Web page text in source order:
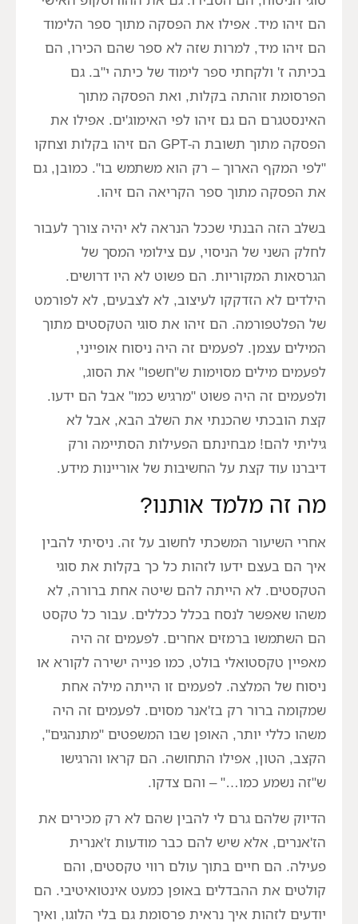
הם זיהו מיד. אפילו את הפסקה מתוך ספר הלימוד
הם זיהו מיד, למרות שזה לא ספר שהם הכירו, הם
בכיתה ז' ולקחתי ספר לימוד של כיתה י"ב. גם
הפרסומת זוהתה בקלות, ואת הפסקה מתוך
האינסטגרם הם גם זיהו לפי האימוג'ים. אפילו את
הפסקה מתוך תשובת ה-GPT הם זיהו בקלות וצחקו
"לפי המקף הארוך – רק הוא משתמש בו". כמובן, גם
את הפסקה מתוך ספר הקריאה הם זיהו.
בשלב הזה הבנתי שככל הנראה לא יהיה צורך לעבור
לחלק השני של הניסוי, עם צילומי המסך של
הגרסאות המקוריות. הם פשוט לא היו דרושים.
הילדים לא הזדקקו לעיצוב, לא לצבעים, לא לפורמט
של הפלטפורמה. הם זיהו את סוגי הטקסטים מתוך
המילים עצמן. לפעמים זה היה ניסוח אופייני,
לפעמים מילים מסוימות ש"חשפו" את הסוג,
ולפעמים זה היה פשוט "מרגיש כמו" אבל הם ידעו.
קצת הובכתי שהכנתי את השלב הבא, אבל לא
גיליתי להם! מבחינתם הפעילות הסתיימה ורק
דיברנו עוד קצת על החשיבות של אוריינות מידע.
מה זה מלמד אותנו?
אחרי השיעור המשכתי לחשוב על זה. ניסיתי להבין
איך הם בעצם ידעו לזהות כל כך בקלות את סוגי
הטקסטים. לא הייתה להם שיטה אחת ברורה, לא
משהו שאפשר לנסח בכלל ככללים. עבור כל טקסט
הם השתמשו ברמזים אחרים. לפעמים זה היה
מאפיין טקסטואלי בולט, כמו פנייה ישירה לקורא או
ניסוח של המלצה. לפעמים זו הייתה מילה אחת
שמקומה ברור רק בז'אנר מסוים. לפעמים זה היה
משהו כללי יותר, האופן שבו המשפטים "מתנהגים",
הקצב, הטון, אפילו התחושה. הם קראו והרגישו
ש"זה נשמע כמו…" – והם צדקו.
הדיוק שלהם גרם לי להבין שהם לא רק מכירים את
הז'אנרים, אלא שיש להם כבר מודעות ז'אנרית
פעילה. הם חיים בתוך עולם רווי טקסטים, והם
קולטים את ההבדלים באופן כמעט אינטואיטיבי. הם
יודעים לזהות איך נראית פרסומת גם בלי הלוגו, ואיך